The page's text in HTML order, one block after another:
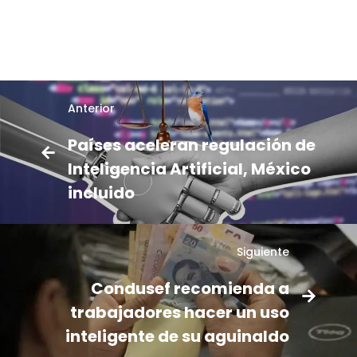
Anterior
Países aceleran regulación de
Inteligencia Artificial, México
incluido
Siguiente
Condusef recomienda a
trabajadores hacer un uso
inteligente de su aguinaldo